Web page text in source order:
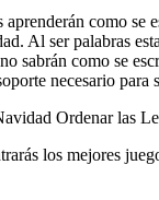
como se
Al ser palabras
sabrán como se
necesario para
Ordenar las
los mejores